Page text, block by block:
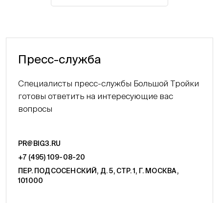
Пресс-служба
Специалисты пресс-службы Большой Тройки
готовы ответить на интересующие вас
вопросы
PR@BIG3.RU
+7 (495) 109-08-20
ПЕР. ПОДСОСЕНСКИЙ, Д. 5, СТР. 1, Г. МОСКВА,
101000